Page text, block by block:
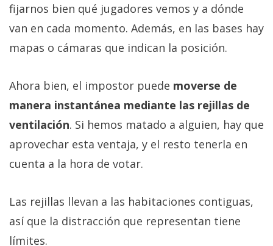
2026. Algunos
derechos
reservados.
fijarnos bien qué jugadores vemos y a dónde
van en cada momento. Además, en las bases hay
mapas o cámaras que indican la posición.
Ahora bien, el impostor puede moverse de
manera instantánea mediante las rejillas de
ventilación. Si hemos matado a alguien, hay que
aprovechar esta ventaja, y el resto tenerla en
cuenta a la hora de votar.
Las rejillas llevan a las habitaciones contiguas,
así que la distracción que representan tiene
límites.